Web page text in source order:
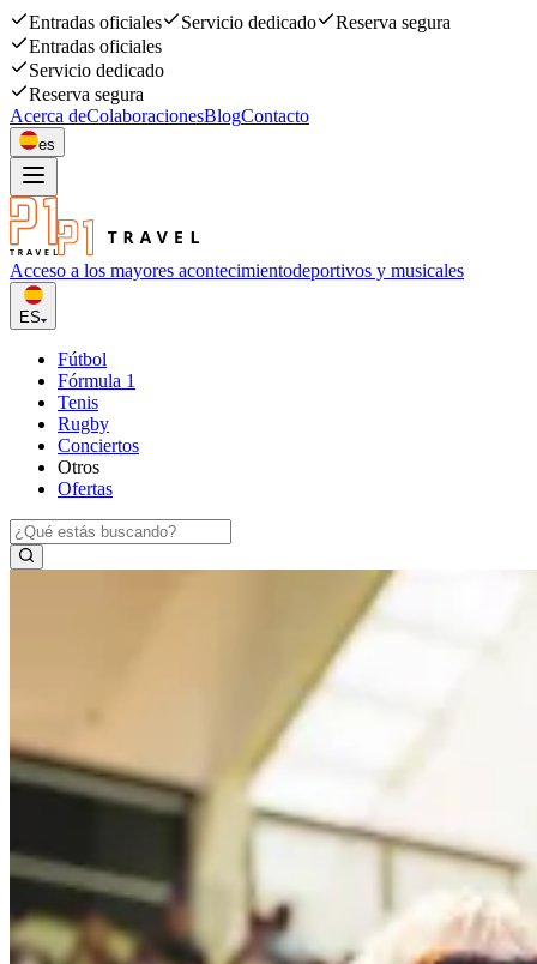
Entradas oficiales Servicio dedicado
Reserva segura
Entradas oficiales
Servicio dedicado
Reserva segura
Acerca deColaboracionesBlogContacto
es
Acceso a los mayores acontecimientodeportivos y musicales
ES
Fútbol
Fórmula 1
Tenis
Rugby
Conciertos
Otros
Ofertas